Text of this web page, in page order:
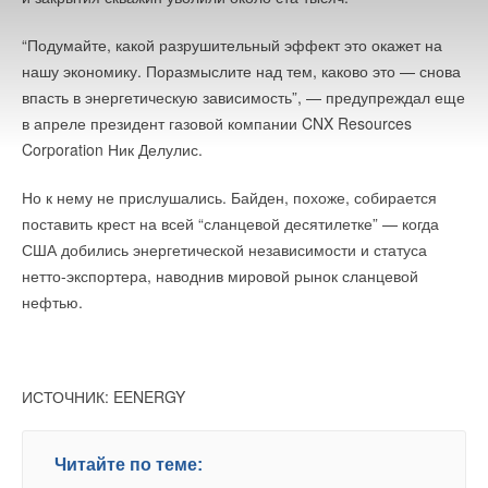
“Подумайте, какой разрушительный эффект это окажет на
нашу экономику. Поразмыслите над тем, каково это — снова
впасть в энергетическую зависимость”, — предупреждал еще
в апреле президент газовой компании CNX Resources
Corporation Ник Делулис.
Но к нему не прислушались. Байден, похоже, собирается
поставить крест на всей “сланцевой десятилетке” — когда
США добились энергетической независимости и статуса
нетто-экспортера, наводнив мировой рынок сланцевой
нефтью.
ИСТОЧНИК: EENERGY
Читайте по теме:
Новая редакция СП 60.13330.2020
→
Установлен порядок восстановления паспортов
трубопроводной арматуры
НОВОСТИ СОК 13 ИЮЛЯ 2026
BIM-модели для бытовых котлов Navien на сайте
компании
НОВОСТИ СОК 8 ИЮЛЯ 2026
Китай установил новые стандарты энергопотребления и
эффективности для солнечной индустрии
→
Минэкономразвития вводит статус «технологических
лидеров»
НОВОСТИ СОК 7 ИЮЛЯ 2026
→
В России вступил в силу «зеленый» стандарт для
многоквартирных домов
НОВОСТИ СОК 2 ИЮЛЯ 2026
→
ЖУРНАЛ СОК ИЮЛЬ 2026